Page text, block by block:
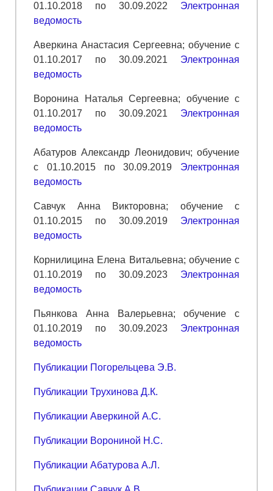
01.10.2018 по 30.09.2022 Электронная
ведомость
Аверкина Анастасия Сергеевна; обучение с
01.10.2017 по 30.09.2021 Электронная
ведомость
Воронина Наталья Сергеевна; обучение с
01.10.2017 по 30.09.2021 Электронная
ведомость
Абатуров Александр Леонидович; обучение
с 01.10.2015 по 30.09.2019 Электронная
ведомость
Савчук Анна Викторовна; обучение с
01.10.2015 по 30.09.2019 Электронная
ведомость
Корнилицина Елена Витальевна; обучение с
01.10.2019 по 30.09.2023 Электронная
ведомость
Пьянкова Анна Валерьевна; обучение с
01.10.2019 по 30.09.2023 Электронная
ведомость
Публикации Погорельцева Э.В.
Публикации Трухинова Д.К.
Публикации Аверкиной А.С.
Публикации Ворониной Н.С.
Публикации Абатурова А.Л.